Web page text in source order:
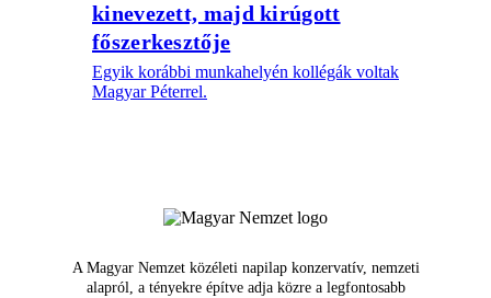
kinevezett, majd kirúgott
főszerkesztője
Egyik korábbi munkahelyén kollégák voltak
Magyar Péterrel.
A Magyar Nemzet közéleti napilap konzervatív, nemzeti
alapról, a tényekre építve adja közre a legfontosabb